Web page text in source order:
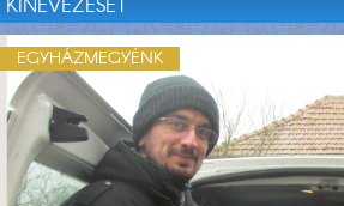
KINEVEZÉSÉT
EGYHÁZMEGYÉNK